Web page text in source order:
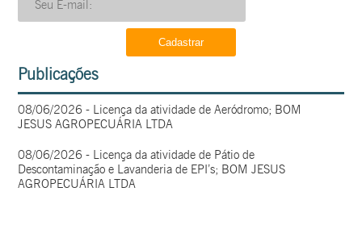
Publicações
08/06/2026 - Licença da atividade de Aeródromo; BOM
JESUS AGROPECUÁRIA LTDA
08/06/2026 - Licença da atividade de Pátio de
Descontaminação e Lavanderia de EPI’s; BOM JESUS
AGROPECUÁRIA LTDA